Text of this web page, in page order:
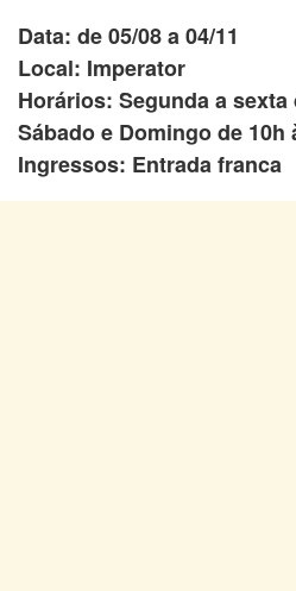
Data: de 05/08 a 04/11
Local: Imperator
Horários: Segunda a sexta
Sábado e Domingo de 10h
Ingressos: Entrada franca